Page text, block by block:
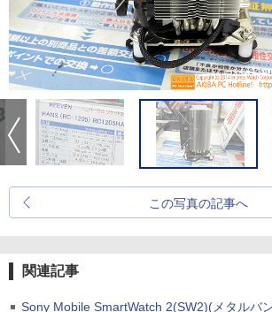
この写真の記事へ
関連記事
Sony Mobile SmartWatch 2(SW2)(メタルバ